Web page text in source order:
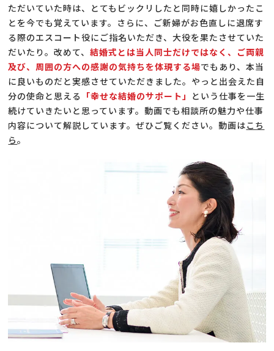
ただいていた時は、とてもビックリしたと同時に嬉しかったこ
とを今でも覚えています。さらに、ご新婦がお色直しに退席す
る際のエスコート役にご指名いただき、大役を果たさせていた
だいたり。改めて、結婚式とは当人同士だけではなく、ご両親
及び、周囲の方への感謝の気持ちを体現する場でもあり、本当
に良いものだと実感させていただきました。やっと出会えた自
分の使命と思える 「幸せな結婚のサポート」 という仕事を一生
続けていきたいと思っています。動画でも相談所の魅力や仕事
内容について解説しています。ぜひご覧ください。動画はこち
ら。